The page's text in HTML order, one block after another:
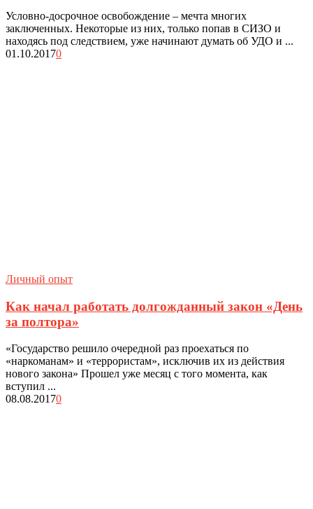
Условно-досрочное освобождение – мечта многих
заключенных. Некоторые из них, только попав в СИЗО и
находясь под следствием, уже начинают думать об УДО и ...
01.10.20170
Личный опыт
Как начал работать долгожданный закон «День
за полтора»
«Государство решило очередной раз проехаться по
«наркоманам» и «террористам», исключив их из действия
нового закона» Прошел уже месяц с того момента, как
вступил ...
08.08.20170